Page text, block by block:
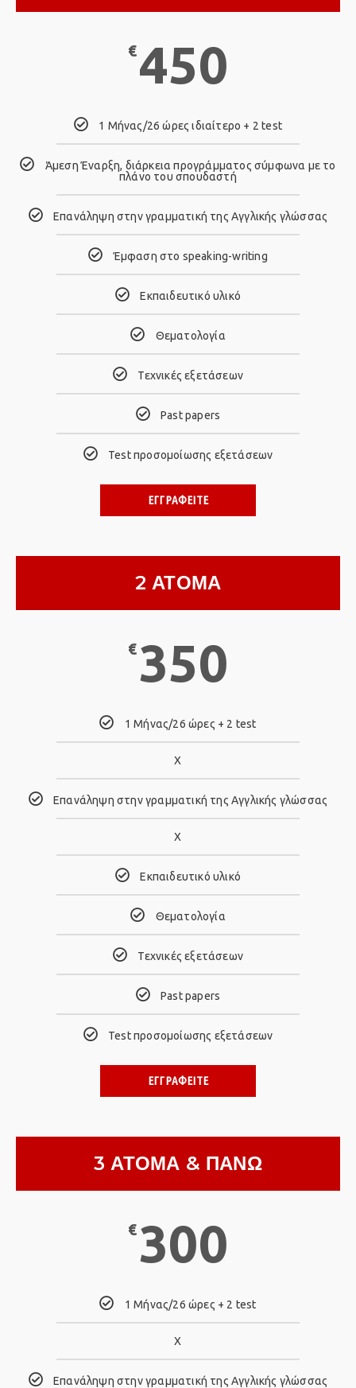
€450
1 Μήνας/26 ώρες ιδιαίτερο + 2 test
Άμεση Έναρξη, διάρκεια προγράμματος σύμφωνα με τo
πλάνο του σπουδαστή
Επανάληψη στην γραμματική της Αγγλικής γλώσσας
Έμφαση στο speaking-writing
Eκπαιδευτικό υλικό
Θεματολογία
Τεχνικές εξετάσεων
Past papers
Test προσομοίωσης εξετάσεων
ΕΓΓΡΑΦΕΙΤΕ
2 ΑΤΟΜΑ
€ 350
1 Μήνας/26 ώρες + 2 test
Χ
Επανάληψη στην γραμματική της Αγγλικής γλώσσας
Χ
Eκπαιδευτικό υλικό
Θεματολογία
Τεχνικές εξετάσεων
Past papers
Test προσομοίωσης εξετάσεων
ΕΓΓΡΑΦΕΙΤΕ
3 ΑΤΟΜΑ & ΠΑΝΩ
€ 300
1 Μήνας/26 ώρες + 2 test
Χ
Επανάληψη στην γραμματική της Αγγλικής γλώσσας